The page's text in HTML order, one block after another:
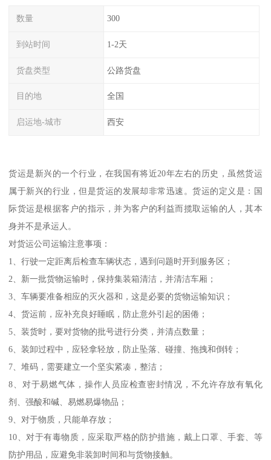
数量 300
到站时间 1-2天
货盘类型 公路货盘
目的地 全国
启运地-城市 西安
货运是新兴的一个行业，在我国有将近20年左右的历史，虽然货运
属于新兴的行业，但是货运的发展却非常迅速。货运的定义是：国
际货运是根据客户的指示，并为客户的利益而揽取运输的人，其本
身并不是承运人。
对货运公司运输注意事项：
1、行驶一定距离后检查车辆状态，遇到问题时开到服务区；
2、新一批货物运输时，保持集装箱清洁，并清洁车厢；
3、车辆要准备相应的灭火器和，这是必要的货物运输知识；
4、货运前，应补充良好睡眠，防止意外引起的困倦；
5、装货时，要对货物的批号进行分类，并清点数量；
6、装卸过程中，应轻拿轻放，防止坠落、碰撞、拖拽和倒转；
7、堆码，需要建立一个坚实紧凑，整洁；
8、对于易燃气体，操作人员应检查密封情况，不允许存放有氧化
剂、强酸和碱、易燃易爆物品；
9、对于物质，只能单存放；
10、对于有毒物质，应采取严格的防护措施，戴上口罩、手套、等
防护用品，应避免非装卸时间和与货物接触。